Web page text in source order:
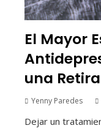
El Mayor
una
Yenny Paredes
Dejar un